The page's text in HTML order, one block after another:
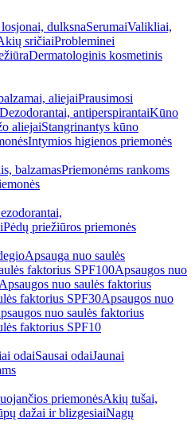
dulksnaSerumaiValikliai,
sričiaiProbleminei
Dermatologinis kosmetinis
aliejaiPrausimosi
Dezodorantai, antiperspirantaiKūno
aliejaiStangrinantys kūno
Intymios higienos priemonės
balzamasPriemonėms rankoms
Pėdų priežiūros priemonės
Apsauga nuo saulės
faktorius SPF100Apsaugos nuo
Apsaugos nuo saulės faktorius
faktorius SPF30Apsaugos nuo
nuo saulės faktorius
faktorius SPF10
odaiSausai odaiJaunai
priemonėsAkių tušai,
dažai ir blizgesiaiNagų